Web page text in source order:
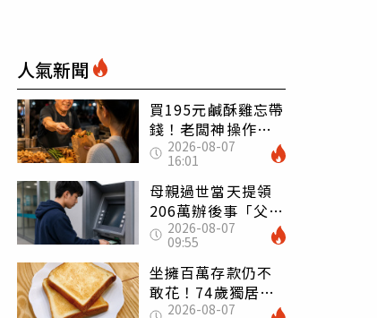
人氣新聞
買195元鹹酥雞忘帶
錢！老闆神操作
「倒找5元」 全網
看哭：這就是台灣
2026-08-07
16:01
母親過世當天提領
206萬辦後事「父子
遭判刑」 律師：
搶錢先下手是罪
2026-08-07
09:55
坐擁百萬存款仍不
敢花！74歲獨居翁
「1餐只吃1片吐
2026-08-07